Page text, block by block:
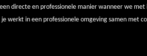
directe en professionele manier wanneer we met
werkt in een professionele omgeving samen met